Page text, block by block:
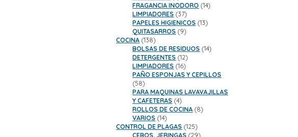
productos
FRAGANCIA INODORO 1414
LIMPIADORES 3737
productos
PAPELES HIGIENICOS 1313
QUITASARROS 99
COCINA 138138
productos
BOLSAS DE RESIDUOS 1414
DETERGENTES 1212
productos
LIMPIADORES 1616
productos
PAÑO ESPONJAS Y CEPILLOS
5858
productos
PARA MAQUINAS LAVAVAJILLAS
Y CAFETERAS 44
productos
ROLLOS DE COCINA 88
VARIOS 1414
productos
CONTROL DE PLAGAS 125125
productos
CEBOS, JERINGAS 2929